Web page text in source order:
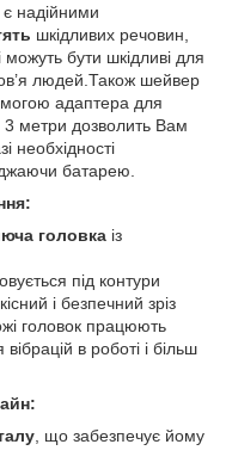
надійними
шкідливих речовин,
можуть бути шкідливі для
людей.Також шейвер
адаптера для
метри дозволить Вам
необхідності
батарею.
головка із
під контури
і безпечний зріз
головок працюють
в роботі і більш
, що забезпечує йому